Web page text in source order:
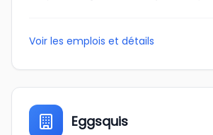
Voir les emplois et détails
Eggsquis